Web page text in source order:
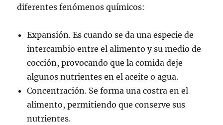
diferentes fenómenos químicos:
Expansión. Es cuando se da una especie de
intercambio entre el alimento y su medio de
cocción, provocando que la comida deje
algunos nutrientes en el aceite o agua.
Concentración. Se forma una costra en el
alimento, permitiendo que conserve sus
nutrientes.